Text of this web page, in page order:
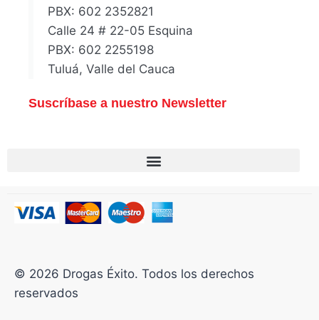
PBX: 602 2352821
Calle 24 # 22-05 Esquina
PBX: 602 2255198
Tuluá, Valle del Cauca
Suscríbase a nuestro Newsletter
© 2026 Drogas Éxito. Todos los derechos
reservados